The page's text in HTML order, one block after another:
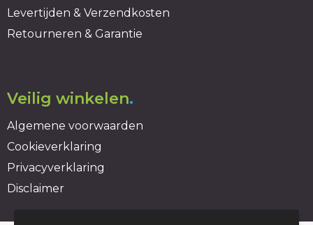
Levertijden & Verzendkosten
Retourneren & Garantie
Veilig winkelen.
Algemene voorwaarden
Cookieverklaring
Privacyverklaring
Disclaimer